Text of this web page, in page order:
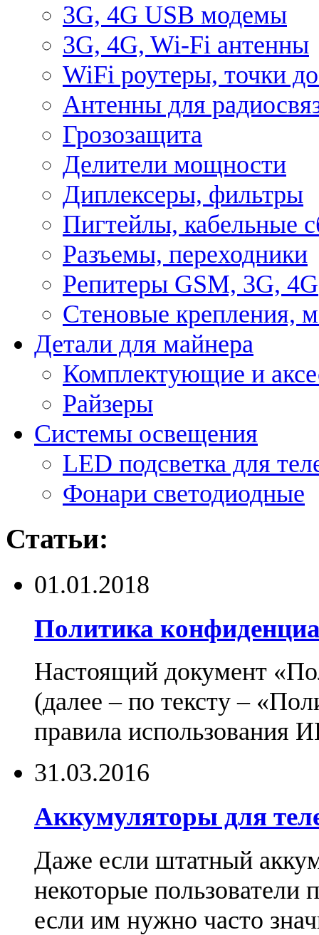
3G, 4G USB модемы
3G, 4G, Wi-Fi антенны
WiFi роутеры, точки
Антенны для
Грозозащита
Делители мощности
Диплексеры, фильтры
Пигтейлы, кабельные
Разъемы, переходники
Репитеры GSM, 3G, 4G
Стеновые крепления,
Детали для майнера
Комплектующие и
Райзеры
Системы освещения
LED подсветка для
Фонари светодиодные
Статьи:
01.01.2018
Политика
Настоящий документ
(далее – по тексту –
правила использования
31.03.2016
Аккумуляторы для
Даже если штатный
некоторые пользователи
если им нужно часто